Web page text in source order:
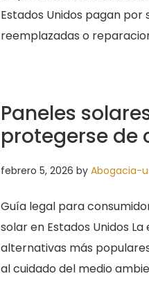
Estados Unidos pagan por
reemplazadas o
Paneles
protegerse de
febrero 5, 2026 by Abogacia-
Guía legal para
solar en Estados Unidos
alternativas más
al cuidado del medio